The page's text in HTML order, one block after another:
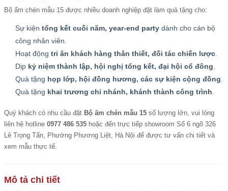
Bộ ấm chén mẫu 15 được nhiều doanh nghiệp đặt làm quà tặng cho:
Sự kiện tổng kết cuối năm, year-end party dành cho cán bộ
công nhân viên.
Hoạt động tri ân khách hàng thân thiết, đối tác chiến lược
Dịp kỷ niệm thành lập, hội nghị tổng kết, đại hội cổ đông
Quà tặng họp lớp, hội đồng hương, các sự kiện cộng đồng
Quà tặng khai trương chi nhánh, khánh thành công trình
Quý khách có nhu cầu đặt Bộ ấm chén mẫu 15 số lượng lớn, vui lòng
liên hệ hotline 0977 486 535 hoặc đến trực tiếp showroom Số 6 ngõ 326
Lê Trọng Tấn, Phường Phương Liệt, Hà Nội để được tư vấn chi tiết và
xem mẫu thực tế.
Mô tả chi tiết